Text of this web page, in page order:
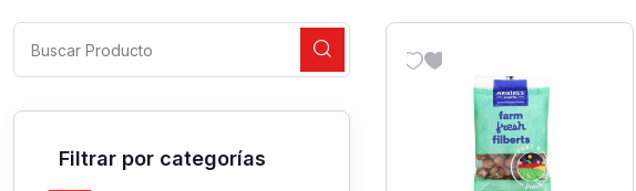
Filtrar por categorías